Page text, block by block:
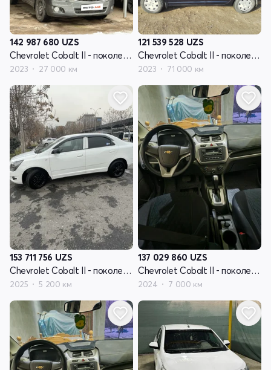
142 987 680 UZS
Chevrolet Cobalt II - поколение рестайлинг
2023 27 000 км
121 539 528 UZS
Chevrolet Cobalt II - поколение рестайлинг
2023 71 000 км
153 711 756 UZS
Chevrolet Cobalt II - поколение рестайлинг
2025 5 200 км
137 029 860 UZS
Chevrolet Cobalt II - поколение рестайлинг
2024 7 000 км